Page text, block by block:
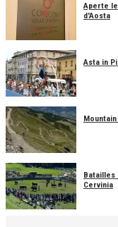
Aperte
d'Aosta
Asta in
Batailles
Cervinia